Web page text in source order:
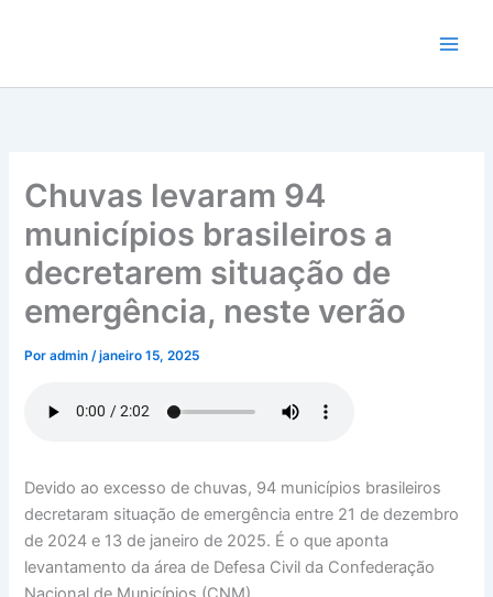
conteúdo
Chuvas levaram 94
municípios brasileiros a
decretarem situação de
emergência, neste verão
Poradmin/janeiro 15, 2025
Devido ao excesso de chuvas, 94 municípios brasileiros
decretaram situação de emergência entre 21 de dezembro
de 2024 e 13 de janeiro de 2025. É o que aponta
levantamento da área de Defesa Civil da Confederação